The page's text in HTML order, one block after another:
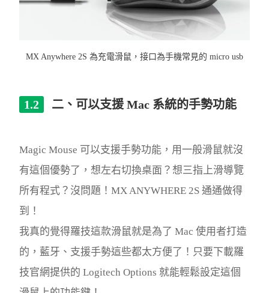
MX Anywhere 2S 為充電滑鼠，接口為手機常見的 micro usb
二、可以支援 Mac 系統的手勢功能
Magic Mouse 可以支援手勢功能，用一般滑鼠就沒
有這個優勢了，想左右切換桌面？想三指上滑導覽
所有程式？沒問題！MX ANYWHERE 2S 通通做得
到！
我真的覺得羅技這款滑鼠就是為了 Mac 使用者打造
的，藍牙、支援手勢這些都太方便了！只要下載羅
技官網提供的 Logitech Options 就能輕鬆設定這個